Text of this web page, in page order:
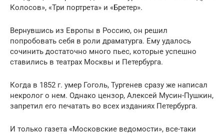
Колосов», «Три портрета» и «Бретер».
Вернувшись из Европы в Россию, он решил
попробовать себя в роли драматурга. Ему удалось
сочинить достаточно много пьес, которые успешно
ставились в театрах Москвы и Петербурга.
Когда в 1852 г. умер Гоголь, Тургенев сразу же написал
некролог о нем. Однако цензор, Алексей Мусин-Пушкин,
запретил его печатать во всех изданиях Петербурга.
И только газета «Московские ведомости», все-таки